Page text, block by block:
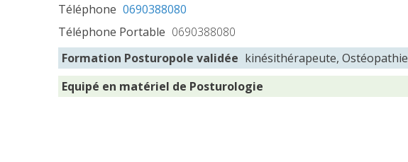
Téléphone 0690388080
Téléphone Portable 0690388080
Formation Posturopole validée kinésithérapeute, Ostéopathie
Equipé en matériel de Posturologie